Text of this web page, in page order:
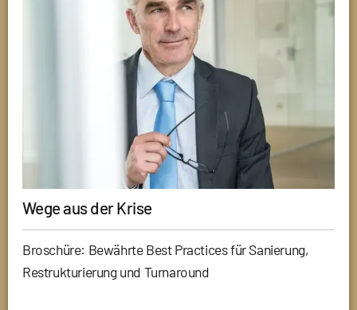
Wege aus der Krise
Broschüre: Bewährte Best Practices für Sanierung,
Restrukturierung und Turnaround